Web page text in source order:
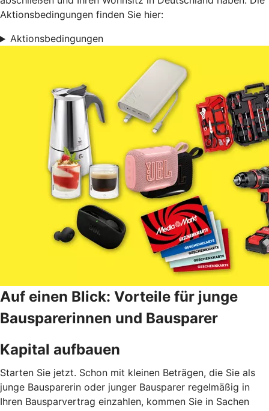
Aktionsbedingungen finden Sie hier:
Aktionsbedingungen
Auf einen Blick: Vorteile für junge
Bausparerinnen und Bausparer
Kapital aufbauen
Starten Sie jetzt. Schon mit kleinen Beträgen, die Sie als
junge Bausparerin oder junger Bausparer regelmäßig in
Ihren Bausparvertrag einzahlen, kommen Sie in Sachen